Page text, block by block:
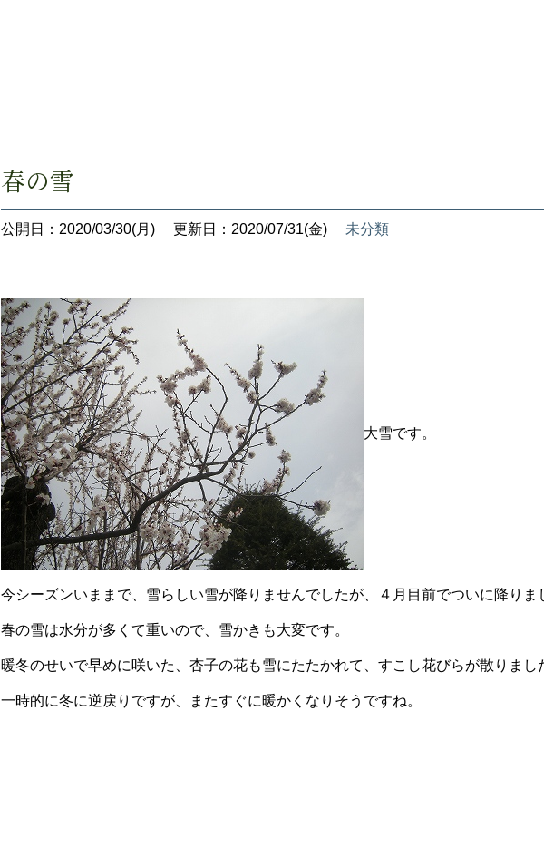
春の雪
公開日：2020/03/30(月) 更新日：2020/07/31(金) 未分類
大雪です。
今シーズンいままで、雪らしい雪が降りませんでしたが、４月目前でついに降りま
春の雪は水分が多くて重いので、雪かきも大変です。
暖冬のせいで早めに咲いた、杏子の花も雪にたたかれて、すこし花びらが散りまし
一時的に冬に逆戻りですが、またすぐに暖かくなりそうですね。